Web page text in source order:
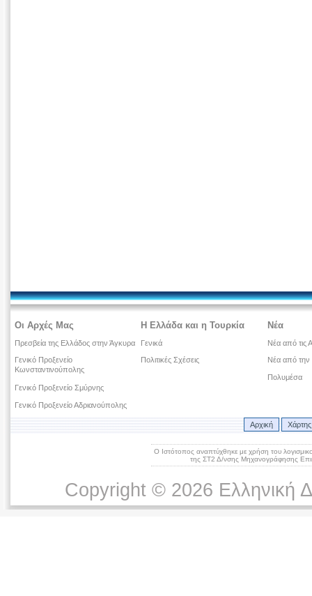
Οι Αρχές Μας
Πρεσβεία της Ελλάδος στην Άγκυρα
Γενικό Προξενείο
Κωνσταντινούπολης
Γενικό Προξενείο Σμύρνης
Γενικό Προξενείο Αδριανούπολης
Η Ελλάδα και η Τουρκία
Γενικά
Πολιτικές Σχέσεις
Νέα
Νέα από τις
Νέα από την
Πολυμέσα
Αρχική
Ο Ιστότοπος αναπτύχθηκε με χρήση του
της ΣΤ2 Δ/νσης Μηχανογράφησης
Copyright © 2026 Ελληνική